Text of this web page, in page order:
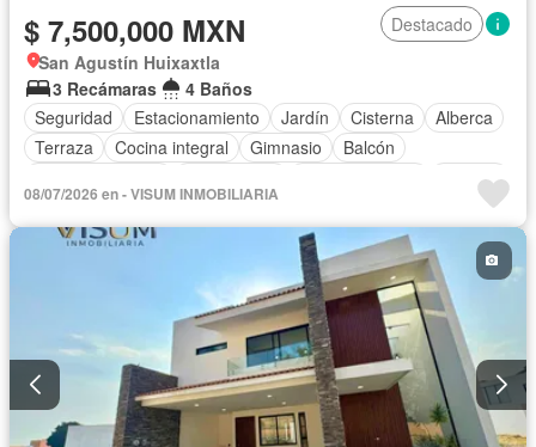
$ 7,500,000 MXN
Destacado
San Agustín Huixaxtla
3 Recámaras
4 Baños
Seguridad
Estacionamiento Jardín Cisterna
Alberca
Terraza
Cocina integral Gimnasio
Balcón
Internet
Electricidad
Agua Cancha de tenis
Televisión por cable
Zonas verdes
Caseta de vigilancia Conserje
Wifi
Permite niños
Solo familias
Parcialmente amueblado
08/07/2026 en - VISUM INMOBILIARIA